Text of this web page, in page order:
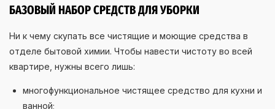
БАЗОВЫЙ НАБОР СРЕДСТВ ДЛЯ УБОРКИ
Ни к чему скупать все чистящие и моющие средства в
отделе бытовой химии. Чтобы навести чистоту во всей
квартире, нужны всего лишь:
многофункциональное чистящее средство для кухни и
ванной;